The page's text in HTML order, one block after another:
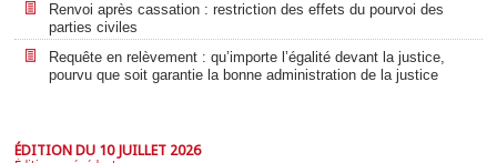
Renvoi après cassation : restriction des effets du pourvoi des
parties civiles
Requête en relèvement : qu’importe l’égalité devant la justice,
pourvu que soit garantie la bonne administration de la justice
ÉDITION DU 10 JUILLET 2026